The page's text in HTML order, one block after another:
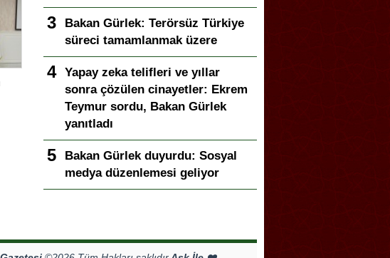
Kuşadası’nda “Dünya Hâlâ Çiçek
Açıyor” sergisi sanatseverlerle
buluşuyor
Çok Okunanlar
Bugün Bu Hafta Bu Ay Bu Yıl
TİGAD’ın 13. Dijital Medya